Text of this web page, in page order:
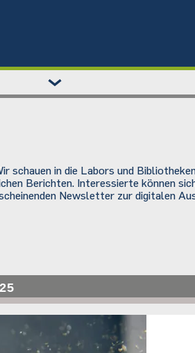
in die Labors und
Berichten. Interessierte können
Newsletter zur digitalen